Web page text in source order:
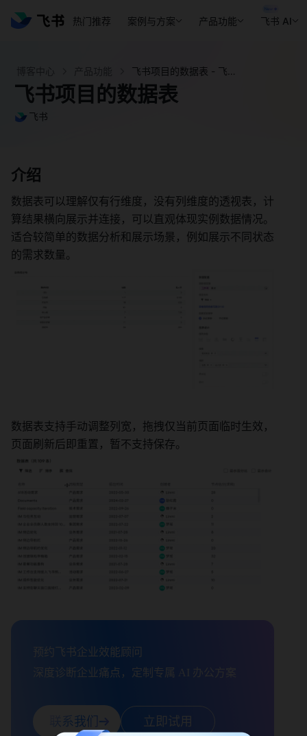
热门推荐 案例与方案 产品功能 飞书 AI
飞书项目的数据表
飞书
介绍
数据表可以理解仅有行维度，没有列维度的透视表，计
算结果横向展示并连接，可以直观体现实例数据情况。
适合较简单的数据分析和展示场景，例如展示不同状态
的需求数量。
数据表支持手动调整列宽，拖拽仅当前页面临时生效，
页面刷新后即重置，暂不支持保存。
预约飞书企业效能顾问
深度诊断企业痛点，定制专属 AI 办公方案
联系我们 立即试用